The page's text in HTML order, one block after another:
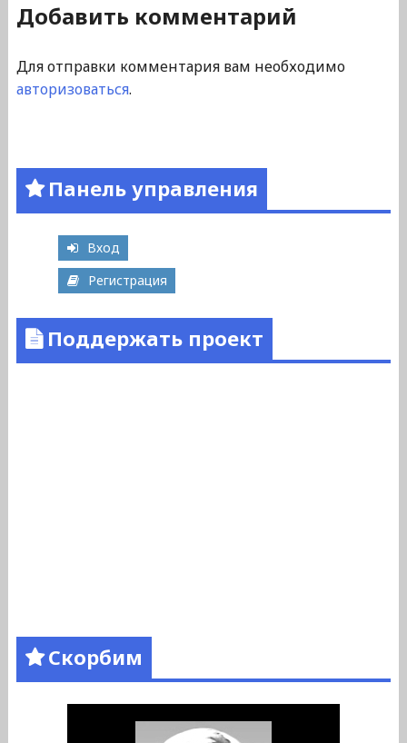
Добавить комментарий
Для отправки комментария вам необходимо
авторизоваться.
Панель управления
Вход
Регистрация
Поддержать проект
Скорбим